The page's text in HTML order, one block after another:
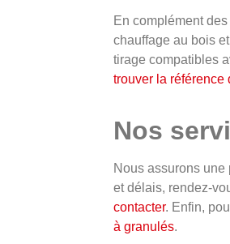
En complément
chauffage au bois
tirage compatibles
trouver la référence
Nos
Nous assurons
et délais, rendez-
contacter. Enfin,
à granulés.